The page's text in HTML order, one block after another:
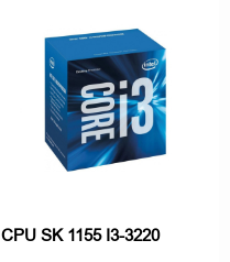
CPU SK 1155 I3-3220